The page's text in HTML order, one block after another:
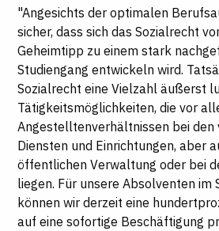
"Angesichts der optimalen
sicher, dass sich das Sozialrecht
Geheimtipp zu einem stark
Studiengang entwickeln wird.
Sozialrecht eine Vielzahl äußerst
Tätigkeitsmöglichkeiten, die vor
Angestelltenverhältnissen bei den
Diensten und Einrichtungen, aber
öffentlichen Verwaltung oder bei
liegen. Für unsere Absolventen im
können wir derzeit eine
auf eine sofortige Beschäftigung